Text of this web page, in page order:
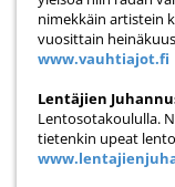
nimekkäin artistein
vuosittain
www.vauhtiajot.fi
Lentäjien
Lentosotakoululla.
tietenkin upeat